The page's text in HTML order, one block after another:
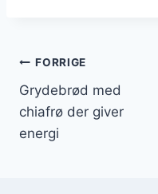
FORRIGE
Grydebrød med
chiafrø der giver
energi